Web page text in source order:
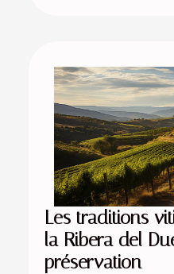
Les traditions
la Ribera del
préservation